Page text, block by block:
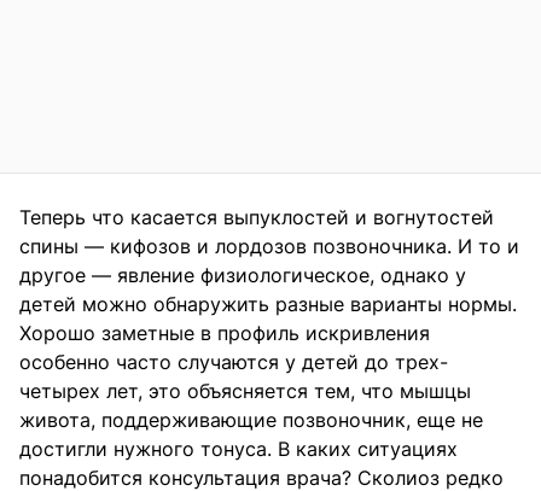
Теперь что касается выпуклостей и вогнутостей
спины — кифозов и лордозов позвоночника. И то и
другое — явление физиологическое, однако у
детей можно обнаружить разные варианты нормы.
Хорошо заметные в профиль искривления
особенно часто случаются у детей до трех-
четырех лет, это объясняется тем, что мышцы
живота, поддерживающие позвоночник, еще не
достигли нужного тонуса. В каких ситуациях
понадобится консультация врача? Сколиоз редко